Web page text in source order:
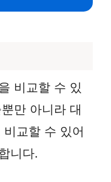
비교할 수 있
만 아니라 대
교할 수 있어
니다.